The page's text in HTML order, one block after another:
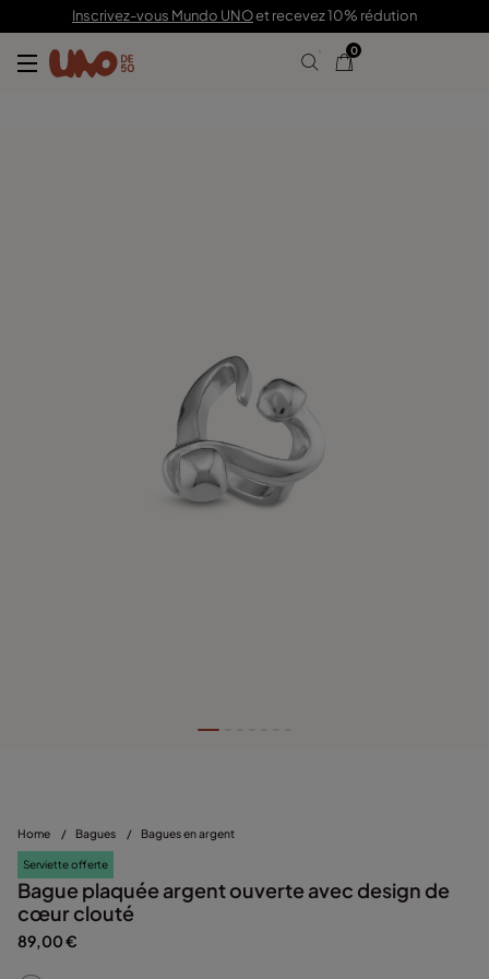
Inscrivez-vous Mundo UNOet recevez 10% rédution
0
Home / Bagues / Bagues en argent
Serviette offerte
Bague plaquée argent ouverte avec design de
cœur clouté
89,00 €